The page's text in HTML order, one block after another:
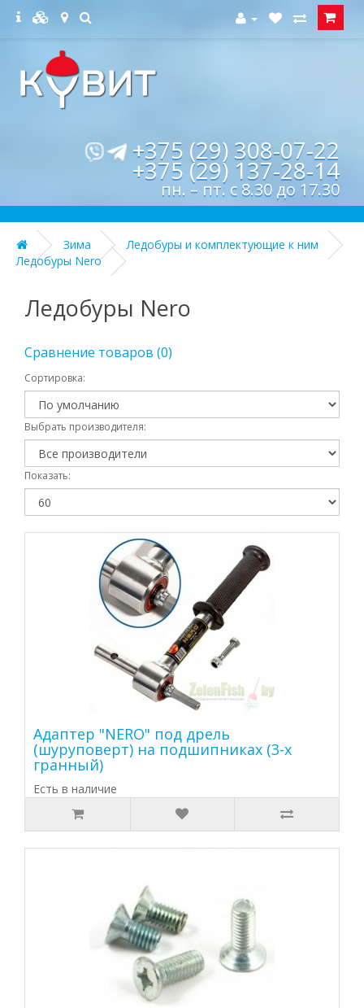
+375 (29) 308-07-22
+375 (29) 137-28-14
пн. – пт. с 8.30 до 17.30
Зима
Ледобуры и комплектующие к ним
Ледобуры Nero
Ледобуры Nero
Сравнение товаров (0)
Сортировка:
Выбрать производителя:
Показать:
Адаптер "NERO" под дрель
(шуруповерт) на подшипниках (3-х
гранный)
Есть в наличие